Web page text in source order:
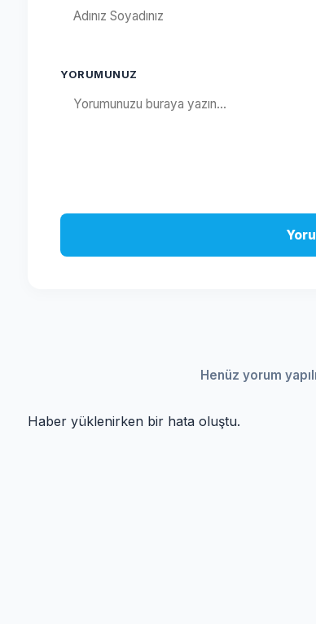
YORUMUNUZ
Henüz yorum
Haber yüklenirken bir hata oluştu.